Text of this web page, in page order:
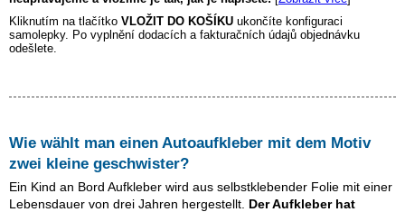
Kliknutím na tlačítko VLOŽIT DO KOŠÍKU ukončíte konfiguraci
samolepky. Po vyplnění dodacích a fakturačních údajů objednávku
odešlete.
Wie wählt man einen Autoaufkleber mit dem Motiv
zwei kleine geschwister?
Ein Kind an Bord Aufkleber wird aus selbstklebender Folie mit einer
Lebensdauer von drei Jahren hergestellt. Der Aufkleber hat